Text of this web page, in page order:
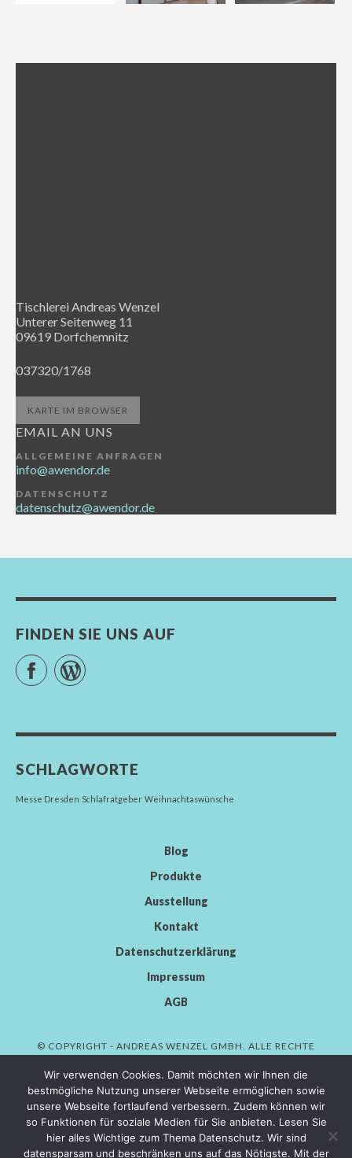
Tischlerei Andreas Wenzel
Unterer Seitenweg 11
09619 Dorfchemnitz
037320/1768
KARTE IM BROWSER
EMAIL AN UNS
ALLGEMEINE ANFRAGEN
info@awendor.de
DATENSCHUTZ
datenschutz@awendor.de
FINDEN SIE UNS AUF
FacebookWordPress
SCHLAGWORTE
Messe Dresden Schlafratgeber Weihnachtaswünsche
Blog
Produkte
Ausstellung
Kontakt
Datenschutzerklärung
Impressum
AGB
© COPYRIGHT - ANDREAS WENZEL GMBH. ALLE RECHTE
VORBEHALTEN.
AWENDOR GMBH
Wir verwenden Cookies. Damit möchten wir Ihnen die
bestmögliche Nutzung unserer Webseite ermöglichen sowie
unsere Webseite fortlaufend verbessern. Zudem können wir
so Funktionen für soziale Medien für Sie anbieten. Lesen Sie
hier alles Wichtige zum Thema Datenschutz. Wir sind
datensparsam und beschränken uns auf das Nötigste. Mit der